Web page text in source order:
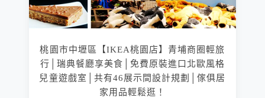
桃園市中壢區【IKEA桃園店】青埔商圈輕旅
行│瑞典餐廳享美食│免費原裝進口北歐風格
兒童遊戲室│共有46展示間設計規劃│傢俱居
家用品輕鬆逛！